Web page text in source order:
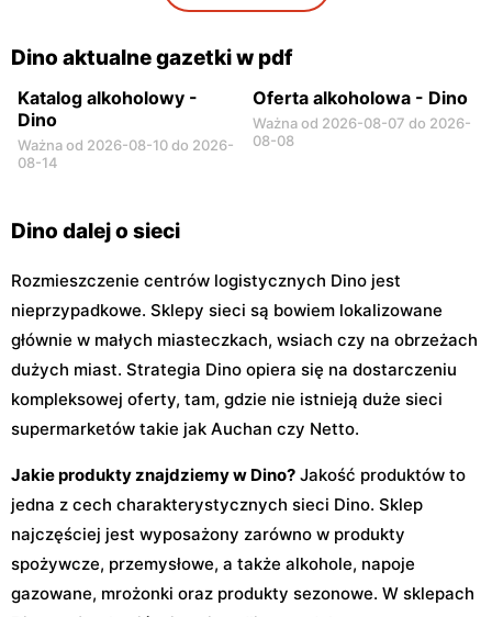
Mazowiecka 159
Dino aktualne gazetki w pdf
Katalog alkoholowy -
Dino
Ważna od 2026-08-10 do 2026-
08-14
Oferta alkoholowa - Dino
Ważna od 2026-08-07 do 2026-
08-08
Dino dalej o sieci
Rozmieszczenie centrów logistycznych Dino jest
nieprzypadkowe. Sklepy sieci są bowiem lokalizowane
głównie w małych miasteczkach, wsiach czy na obrzeżach
dużych miast. Strategia Dino opiera się na dostarczeniu
kompleksowej oferty, tam, gdzie nie istnieją duże sieci
supermarketów takie jak Auchan czy Netto.
Jakie produkty znajdziemy w Dino? Jakość produktów to
jedna z cech charakterystycznych sieci Dino. Sklep
najczęściej jest wyposażony zarówno w produkty
spożywcze, przemysłowe, a także alkohole, napoje
gazowane, mrożonki oraz produkty sezonowe. W sklepach